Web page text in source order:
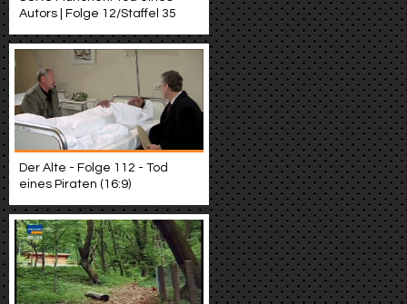
Autors | Folge 12/Staffel 35
Der Alte - Folge 112 - Tod
eines Piraten (16:9)